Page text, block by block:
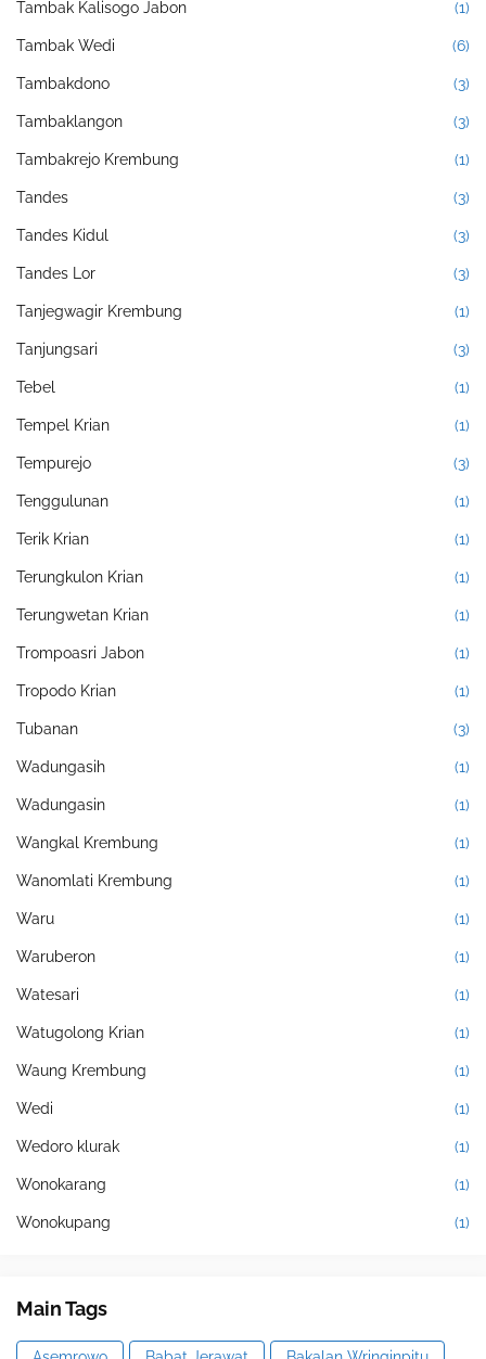
Tambak Kalisogo Jabon (1)
Tambak Wedi (6)
Tambakdono (3)
Tambaklangon (3)
Tambakrejo Krembung (1)
Tandes (3)
Tandes Kidul (3)
Tandes Lor (3)
Tanjegwagir Krembung (1)
Tanjungsari (3)
Tebel (1)
Tempel Krian (1)
Tempurejo (3)
Tenggulunan (1)
Terik Krian (1)
Terungkulon Krian (1)
Terungwetan Krian (1)
Trompoasri Jabon (1)
Tropodo Krian (1)
Tubanan (3)
Wadungasih (1)
Wadungasin (1)
Wangkal Krembung (1)
Wanomlati Krembung (1)
Waru (1)
Waruberon (1)
Watesari (1)
Watugolong Krian (1)
Waung Krembung (1)
Wedi (1)
Wedoro klurak (1)
Wonokarang (1)
Wonokupang (1)
Main Tags